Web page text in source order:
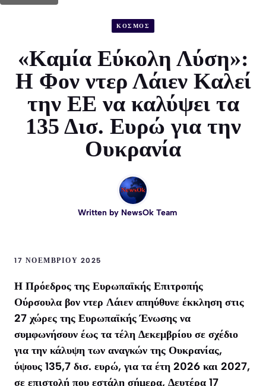
ΚΟΣΜΟΣ
«Καμία Εύκολη Λύση»:
Η Φον ντερ Λάιεν Καλεί
την ΕΕ να καλύψει τα
135 Δισ. Ευρώ για την
Ουκρανία
Written by NewsOk Team
17 ΝΟΕΜΒΡΊΟΥ 2025
Η Πρόεδρος της Ευρωπαϊκής Επιτροπής
Ούρσουλα βον ντερ Λάιεν απηύθυνε έκκληση στις
27 χώρες της Ευρωπαϊκής Ένωσης να
συμφωνήσουν έως τα τέλη Δεκεμβρίου σε σχέδιο
για την κάλυψη των αναγκών της Ουκρανίας,
ύψους 135,7 δισ. ευρώ, για τα έτη 2026 και 2027,
σε επιστολή που εστάλη σήμερα, Δευτέρα 17